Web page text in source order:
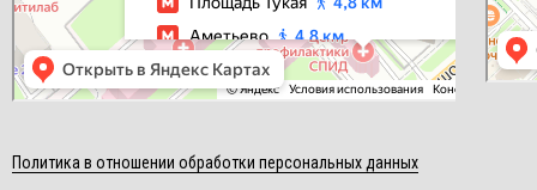
Политика в отношении обработки персональных данных